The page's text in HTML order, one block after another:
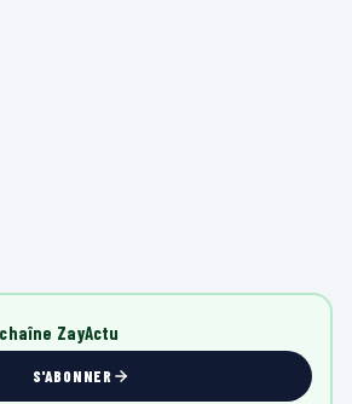
ZayActu
S'ABONNER